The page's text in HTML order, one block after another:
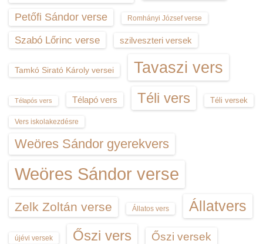
Petőfi Sándor verse Romhányi József verse
Szabó Lőrinc verse szilveszteri versek
Tamkó Sirató Károly versei Tavaszi vers
Télapós vers Télapó vers Téli vers Téli versek
Vers iskolakezdésre
Weöres Sándor gyerekvers
Weöres Sándor verse
Zelk Zoltán verse Állatos vers Állatvers
újévi versek Őszi vers Őszi versek